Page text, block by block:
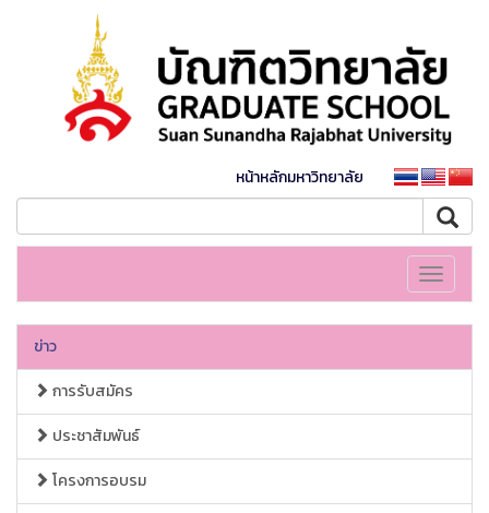
หน้าหลักมหาวิทยาลัย
Toggle
ข่าว
การรับสมัคร
ประชาสัมพันธ์
โครงการอบรม